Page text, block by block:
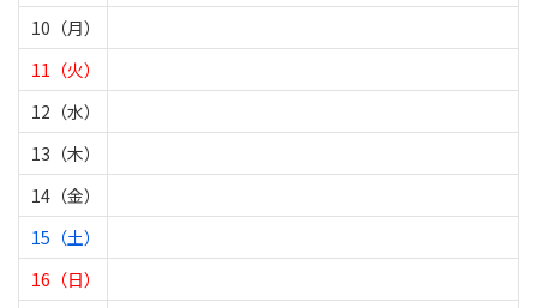
10（月）
11（火）
12（水）
13（木）
14（金）
15（土）
16（日）